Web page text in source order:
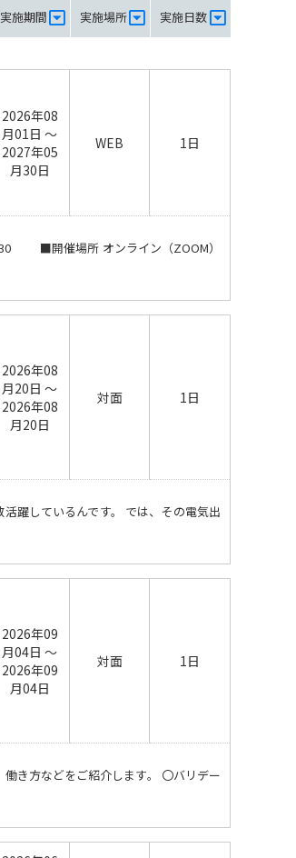
実施期間 実施場所 実施日数
2026年08
月01日 ～
2027年05
月30日
WEB 1日
30 ■開催場所 オンライン（ZOOM）
2026年08
月20日 ～
2026年08
月20日
対面 1日
躍しているんです。 では、その電気出
2026年09
月04日 ～
2026年09
月04日
対面 1日
き方などをご紹介します。 〇バリデー